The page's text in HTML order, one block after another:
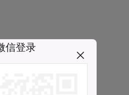
信登录